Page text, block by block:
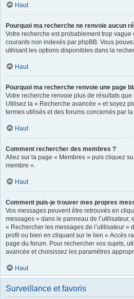
Haut
Pourquoi ma recherche ne renvoie aucun
Votre recherche est probablement trop
courants non indexés par phpBB. Vous
utilisant les options disponibles dans la
Haut
Pourquoi ma recherche renvoie une page
Votre recherche renvoie plus de résultats
Utilisez la « Recherche avancée » et soyez
termes utilisés et des forums concernés par
Haut
Comment rechercher des membres ?
Allez sur la page « Membres » puis cliquez
membre ».
Haut
Comment puis-je trouver mes propres
Vos messages peuvent être retrouvés en
messages » dans le panneau de l’utilisateur,
« Rechercher les messages de l’utilisateur »
profil ou bien en cliquant sur le lien « Accès
page du forum. Pour rechercher vos sujets,
avancée et choisissez les paramètres
Haut
Surveillance et favoris